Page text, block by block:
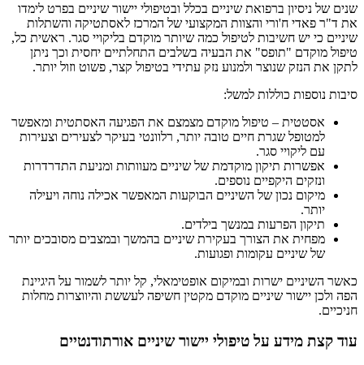
שנים של ניסיון ברפואת שיניים בכלל ובטיפולי יישור שיניים בפרט לימדו
את ד"ר פאדי ח'ורי והצוות המקצועי של המרכז לאסתטיקה והשתלות
שיניים כי יש חשיבות לטיפול כמה שיותר מוקדם בליקויי סגר. ראשית כל,
טיפול מוקדם "תופס" את הבעיה בשלבים התחלתיים יחסית וכך ניתן
לתקן את הנזק שנוצר ולמנוע נזק עתידי בטיפול קצר, פשוט וזול יותר.
סיבות נוספות כוללות למשל:
אסטטית – טיפול מוקדם מצמצם את הפגיעה האסתטית ומאפשר
למטופל שגרת חיים טובה יותר, רלוונטי בעיקר לצעירים וצעירות
עם ליקויי סגר.
אפשרות תיקון מוקדמת של שיניים מעוותות ומניעת התדרדרות
ונזקים היקפיים נוספים.
מיקום נכון של השיניים הבוקעות המאפשר אכילה נוחה ויעילה
יותר.
תיקון הפרעות במנשך בילדים.
מפחית את הצורך בעקירת שיניים בהמשך ובמצבים מסובכים יותר
של שיניים עקומות ופגועות.
כאשר השיניים ישרות ובמיקום אופטימאלי, קל יותר לשמור על היגיינת
הפה ולכן יישור שיניים מוקדם מקטין חשיפה לעששת והיווצרות מחלות
חניכיים.
עוד קצת מידע על טיפולי יישור שיניים אורתודנטיים